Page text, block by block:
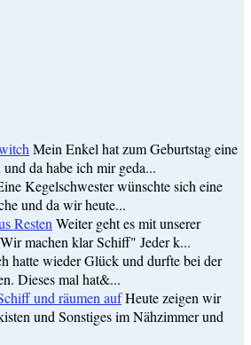
Mein Enkel hat zum Geburtstag eine
da habe ich mir geda...
Kegelschwester wünschte sich eine
und da wir heute...
Resten Weiter geht es mit unserer
machen klar Schiff" Jeder k...
hatte wieder Glück und durfte bei der
Dieses mal hat&...
und räumen aufHeute zeigen wir
und Sonstiges im Nähzimmer und